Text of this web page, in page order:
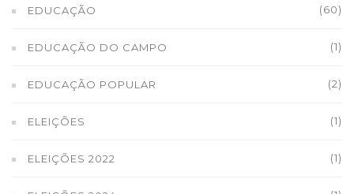
EDUCAÇÃO (60)
EDUCAÇÃO DO CAMPO (1)
EDUCAÇÃO POPULAR (2)
ELEIÇÕES (1)
ELEIÇÕES 2022 (1)